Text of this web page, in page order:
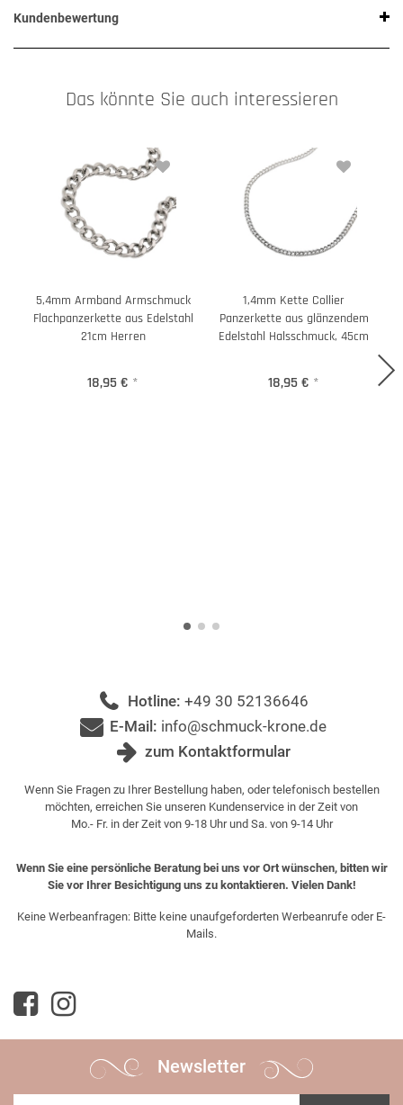
Kundenbewertung
Das könnte Sie auch interessieren
5,4mm Armband Armschmuck
Flachpanzerkette aus Edelstahl
21cm Herren
18,95 € *
1,4mm Kette Collier
Panzerkette aus glänzendem
Edelstahl Halsschmuck, 45cm
18,95 € *
Hotline: +49 30 52136646
E-Mail: info@schmuck-krone.de
zum Kontaktformular
Wenn Sie Fragen zu Ihrer Bestellung haben, oder telefonisch bestellen
möchten, erreichen Sie unseren Kundenservice in der Zeit von
Mo.- Fr. in der Zeit von 9-18 Uhr und Sa. von 9-14 Uhr
Wenn Sie eine persönliche Beratung bei uns vor Ort wünschen, bitten wir
Sie vor Ihrer Besichtigung uns zu kontaktieren. Vielen Dank!
Keine Werbeanfragen: Bitte keine unaufgeforderten Werbeanrufe oder E-
Mails.
Newsletter